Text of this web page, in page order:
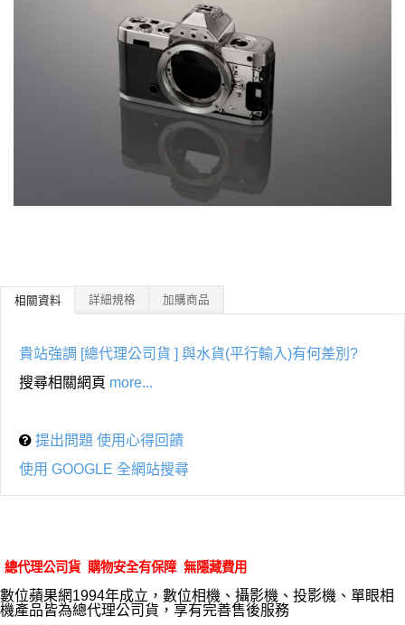
相關資料 詳細規格 加購商品
貴站強調 [總代理公司貨 ] 與水貨(平行輸入)有何差別?
搜尋相關網頁 more...
提出問題 使用心得回饋
使用 GOOGLE 全網站搜尋
總代理公司貨 購物安全有保障 無隱藏費用
數位蘋果網1994年成立，數位相機、攝影機、投影機、單眼相
機產品皆為總代理公司貨，享有完善售後服務